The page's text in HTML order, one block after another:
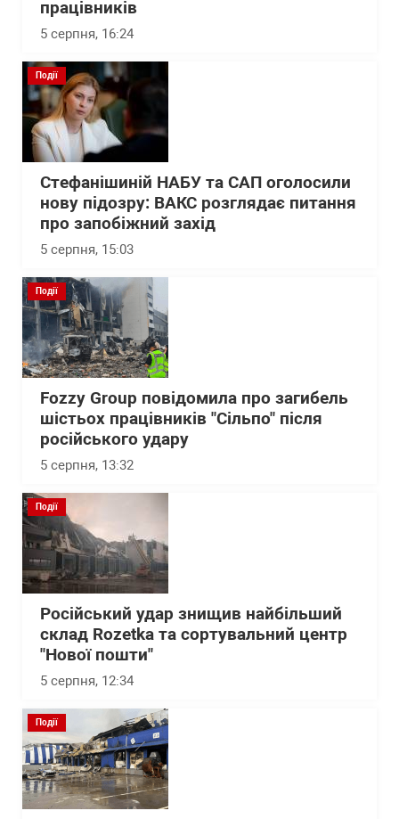
працівників
5 серпня, 16:24
Події
Стефанішиній НАБУ та САП оголосили
нову підозру: ВАКС розглядає питання
про запобіжний захід
5 серпня, 15:03
Події
Fozzy Group повідомила про загибель
шістьох працівників "Сільпо" після
російського удару
5 серпня, 13:32
Події
Російський удар знищив найбільший
склад Rozetka та сортувальний центр
"Нової пошти"
5 серпня, 12:34
Події